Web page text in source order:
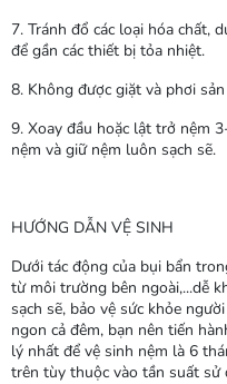
7. Tránh đổ các loại hóa chất,
để gần các thiết bị tỏa nhiệt.
8. Không được giặt và phơi
9. Xoay đầu hoặc lật trở nệm
nệm và giữ nệm luôn sạch sẽ.
HƯỚNG DẪN VỆ SINH
Dưới tác động của bụi bẩn
từ môi trường bên ngoài,...dễ
sạch sẽ, bảo vệ sức khỏe
ngon cả đêm, bạn nên tiến
lý nhất để vệ sinh nệm là 6
trên tùy thuộc vào tần suất